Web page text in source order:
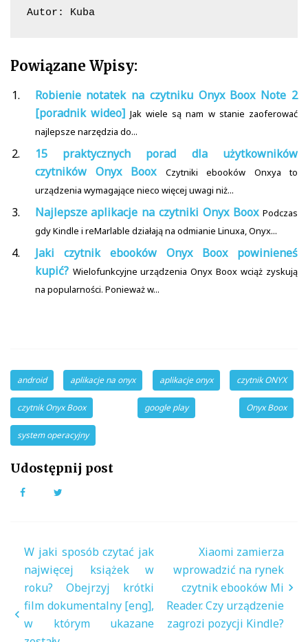
Autor: Kuba
Powiązane Wpisy:
Robienie notatek na czytniku Onyx Boox Note 2
[poradnik wideo] Jak wiele są nam w stanie zaoferować
najlepsze narzędzia do...
15 praktycznych porad dla użytkowników
czytników Onyx Boox
Czytniki ebooków Onxya to
urządzenia wymagające nieco więcej uwagi niż...
Najlepsze aplikacje na czytniki Onyx Boox Podczas
gdy Kindle i reMarlable działają na odmianie Linuxa, Onyx...
Jaki czytnik ebooków Onyx Boox powinieneś
kupić? Wielofunkcyjne urządzenia Onyx Boox wciąż zyskują
na popularności. Ponieważ w...
android aplikacje na onyx aplikacje onyx czytnik ONYX
czytnik Onyx Boox google play Onyx Boox
system operacyjny
Udostępnij post
Facebook
Nawigacja
wpisu
W jaki sposób czytać jak
najwięcej książek w
roku? Obejrzyj krótki
film dokumentalny [eng],
w którym ukazane
Xiaomi zamierza
wprowadzić na rynek
czytnik ebooków Mi
Reader. Czy urządzenie
zagrozi pozycji Kindle?